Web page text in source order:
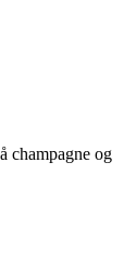
champagne og